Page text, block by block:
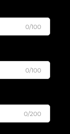
0/100
0/100
0/200